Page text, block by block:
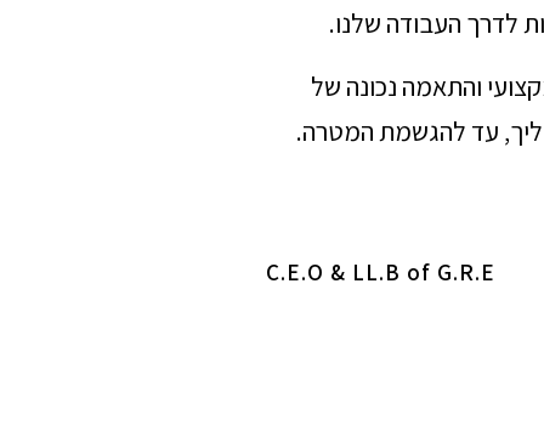
לדרך העבודה שלנו.
והתאמה נכונה של
עד להגשמת המטרה.
C.E.O & LL.B of G.R.E